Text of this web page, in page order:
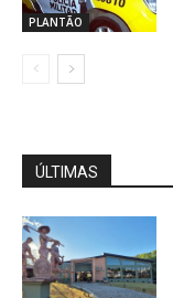
PLANTÃO
ÚLTIMAS